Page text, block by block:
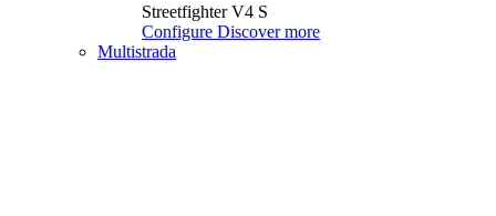
Streetfighter V4 S
Configure Discover more
Multistrada